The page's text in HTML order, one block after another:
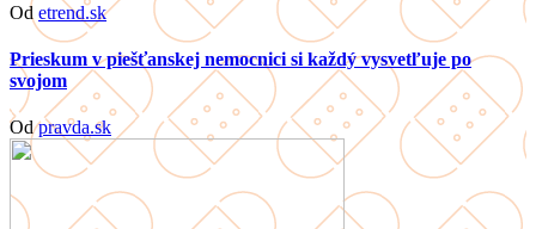
Od etrend.sk
Prieskum v piešťanskej nemocnici si každý vysvetľuje po
svojom
Odpravda.sk